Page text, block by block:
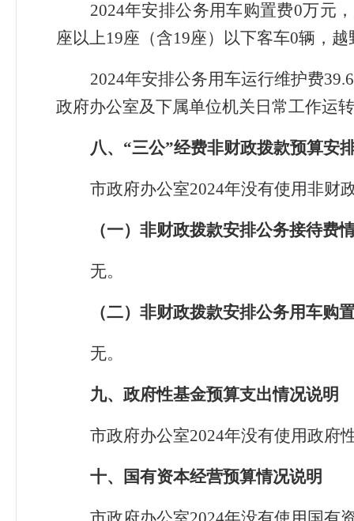
2024年安排公务用车购置费0万元
座以上19座（含19座）以下客车0辆，
2024年安排公务用车运行维护费
政府办公室及下属单位机关日常工作运转
八、 “三公”经费非财政拨款预算安
市政府办公室2024年没有使用非财
（一）非财政拨款安排公务接待费
无。
（二）非财政拨款安排公务用车购
无。
九、政府性基金预算支出情况说明
市政府办公室2024年没有使用政府
十、国有资本经营预算情况说明